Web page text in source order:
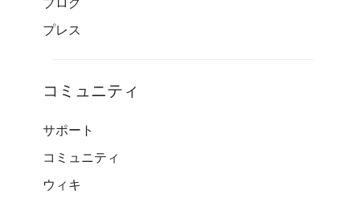
プレス
コミュニティ
サポート
コミュニティ
ウィキ